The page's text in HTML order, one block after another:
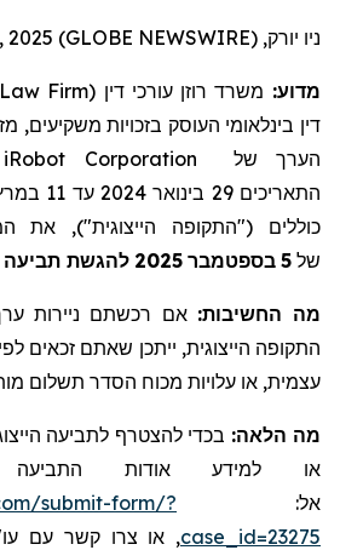
ניו יורק, Sept. 02, 2025 (GLOBE NEWSWIRE) --
מדוע: משרד רוזן עורכי דין (Firm
דין בינלאומי העוסק בזכויות משקיעים,
הערך של Corporation
התאריכים29 בינואר 2024עד 11
כוללים ("התקופה הייצוגית"), את
של 5 בספטמבר 2025 להגשת תביעה
מה החשיבות: אם רכשתם ניירות
התקופה הייצוגית, ייתכן שאתם זכאים
עצמית, או עלויות מכוח הסדר תשלום
מה הלאה: בכדי להצטרף לתביעה
או למידע אודות התביעה
אל: submit-form/?
case_id=23275, או צרו קשר עם